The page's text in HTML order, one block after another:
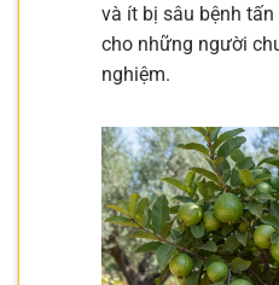
và ít bị sâu bệnh
cho những người
nghiệm.